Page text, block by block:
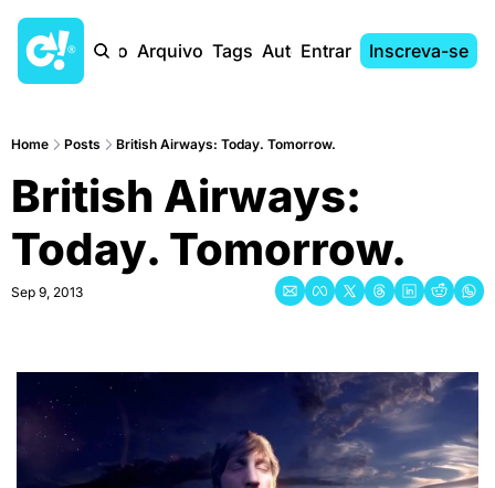
Início Arquivo Tags AutoresEntrar Inscreva-se
Home Posts British Airways: Today. Tomorrow.
British Airways:
Today. Tomorrow.
Sep 9, 2013